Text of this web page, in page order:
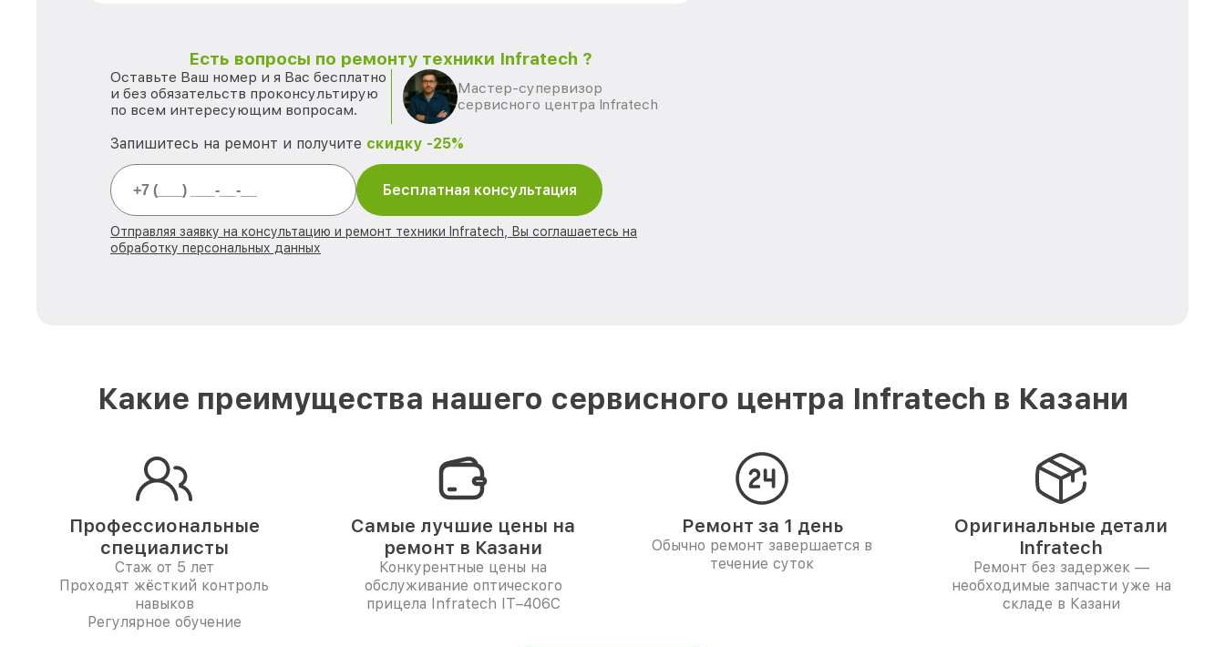
Есть вопросы по ремонту техники Infratech ?
Оставьте Ваш номер и я Вас бесплатно
и без обязательств проконсультирую
по всем интересующим вопросам.
Мастер-супервизор
сервисного центра Infratech
Запишитесь на ремонт и получите скидку -25%
Бесплатная консультация
Отправляя заявку на консультацию и ремонт техники Infratech, Вы соглашаетесь на
обработку персональных данных
Какие преимущества нашего сервисного центра Infratech в Казани
Профессиональные
специалисты
Стаж от 5 лет
Проходят жёсткий контроль
навыков
Регулярное обучение
Самые лучшие цены на
ремонт в Казани
Конкурентные цены на
обслуживание оптического
прицела Infratech IT–406С
Ремонт за 1 день
Обычно ремонт завершается в
течение суток
Оригинальные детали
Infratech
Ремонт без задержек —
необходимые запчасти уже на
складе в Казани